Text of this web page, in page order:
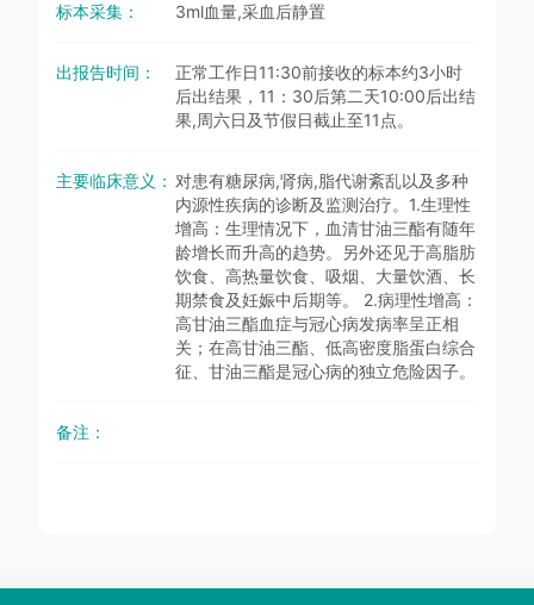
标本采集： 3ml血量,采血后静置
出报告时间：
正常工作日11:30前接收的标本约3小时
后出结果，11：30后第二天10:00后出结
果,周六日及节假日截止至11点。
主要临床意义： 对患有糖尿病,肾病,脂代谢紊乱以及多种
内源性疾病的诊断及监测治疗。1.生理性
增高：生理情况下，血清甘油三酯有随年
龄增长而升高的趋势。另外还见于高脂肪
饮食、高热量饮食、吸烟、大量饮酒、长
期禁食及妊娠中后期等。 2.病理性增高：
高甘油三酯血症与冠心病发病率呈正相
关；在高甘油三酯、低高密度脂蛋白综合
征、甘油三酯是冠心病的独立危险因子。
备注：